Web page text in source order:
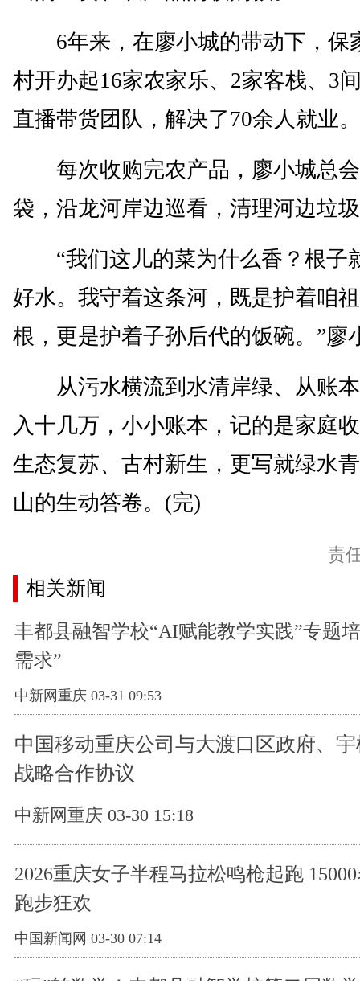
6年来，在廖小城的带动下，保
村开办起16家农家乐、2家客栈、3
直播带货团队，解决了70余人就业。
每次收购完农产品，廖小城总会
袋，沿龙河岸边巡看，清理河边垃
“我们这儿的菜为什么香？根子
好水。我守着这条河，既是护着咱
根，更是护着子孙后代的饭碗。”廖
从污水横流到水清岸绿、从账本
入十几万，小小账本，记的是家庭
生态复苏、古村新生，更写就绿水
山的生动答卷。(完)
责
相关新闻
丰都县融智学校“AI赋能教学实践”专题
需求”
中新网重庆 03-31 09:53
中国移动重庆公司与大渡口区政府、
战略合作协议
中新网重庆 03-30 15:18
2026重庆女子半程马拉松鸣枪起跑
跑步狂欢
中国新闻网 03-30 07:14